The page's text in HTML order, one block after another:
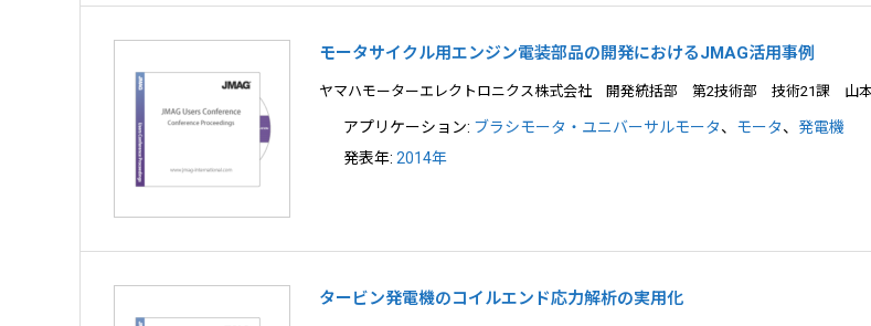
モータサイクル用エンジン電装部品の開発におけるJMAG活用事例
ヤマハモーターエレクトロニクス株式会社 開発統括部 第2技術部 技術21課 山
アプリケーション: ブラシモータ・ユニバーサルモータ、 モータ、 発電機
発表年: 2014年
タービン発電機のコイルエンド応力解析の実用化